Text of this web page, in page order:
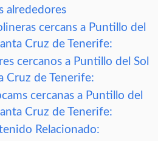
alrededores
cercans a Puntillo del
Cruz de Tenerife:
cercanos a Puntillo del Sol
Cruz de Tenerife:
cercanas a Puntillo del
Cruz de Tenerife:
Relacionado: